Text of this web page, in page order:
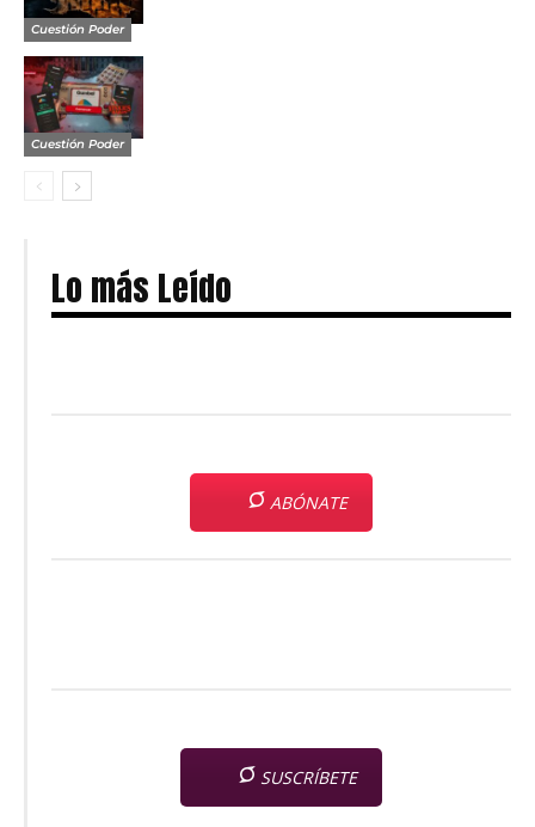
Cuestión Poder
Cuestión Poder
Lo más Leído
ABÓNATE
SUSCRÍBETE